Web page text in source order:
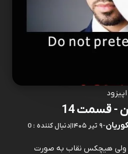
اپیزود
- قسمت 14
-۹ تیر ۱۴۰۵ |0 : دنبال کننده
ولی هیچکس نقاب به صورت